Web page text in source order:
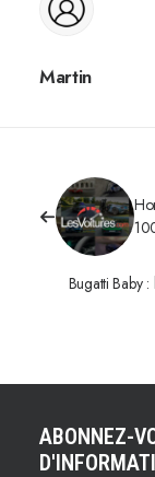
Martin
Bugatti Baby
ABONNEZ-